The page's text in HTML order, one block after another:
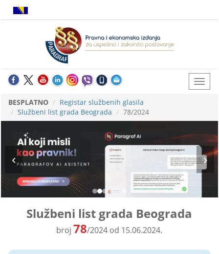
BESPLATNO
Registar službenih glasila
Službeni list grada Beograda
78/2024
Službeni list grada Beograda
broj 78/2024 od 15.06.2024.